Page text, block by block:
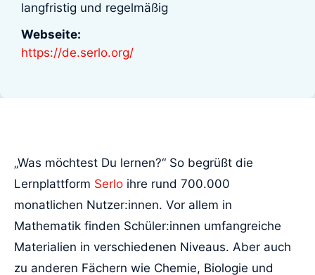
langfristig und regelmäßig
Webseite:
https://de.serlo.org/
„Was möchtest Du lernen?“ So begrüßt die
Lernplattform Serlo ihre rund 700.000
monatlichen Nutzer:innen. Vor allem in
Mathematik finden Schüler:innen umfangreiche
Materialien in verschiedenen Niveaus. Aber auch
zu anderen Fächern wie Chemie, Biologie und